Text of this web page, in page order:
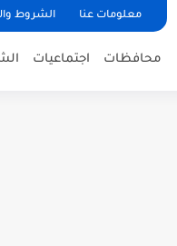
معلومات عنا الشروط
محافظات اجتماعيات